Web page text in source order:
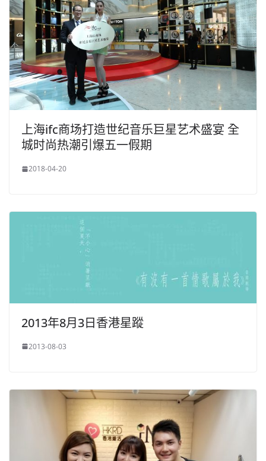
上海ifc商场打造世纪音乐巨星艺术盛宴 全
城时尚热潮引爆五一假期
2018-04-20
2013年8月3日香港星蹤
2013-08-03